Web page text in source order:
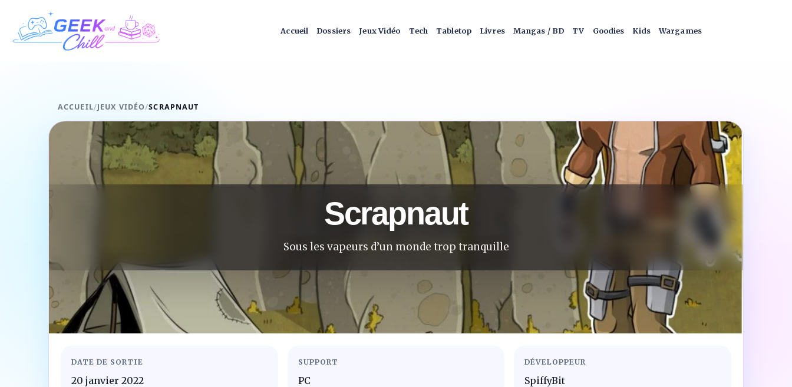
Aller au contenu
Accueil Dossiers Jeux Vidéo Tech Tabletop Livres Mangas / BD TV Goodies Kids Wargames
ACCUEIL/JEUX VIDÉO/SCRAPNAUT
Scrapnaut
Sous les vapeurs d’un monde trop tranquille
DATE DE SORTIE
20 janvier 2022
SUPPORT
PC
DÉVELOPPEUR
SpiffyBit